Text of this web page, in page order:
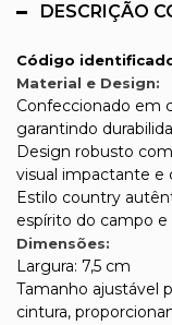
DESCRIÇÃO
Código
Material e Design:
Confeccionado em
garantindo
Design robusto
visual impactante e
Estilo country
espírito do campo
Dimensões:
Largura: 7,5 cm
Tamanho ajustável
cintura,